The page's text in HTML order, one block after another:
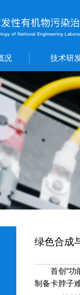
况 技术研
绿色合成
首创“功
制备卡脖子